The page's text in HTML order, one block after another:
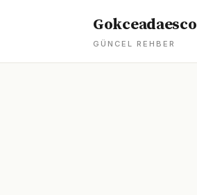
Gokceadaesco
GÜNCEL REHBER